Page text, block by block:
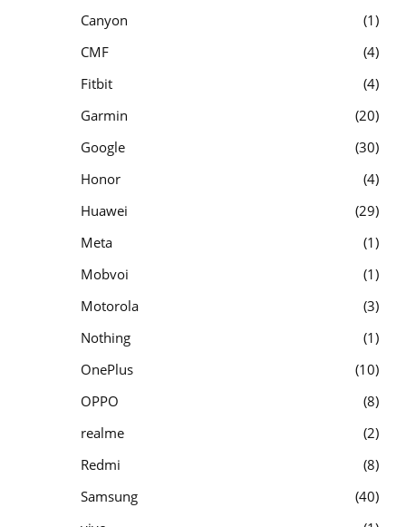
Canyon
1
CMF
4
Fitbit
4
Garmin
20
Google
30
Honor
4
Huawei
29
Meta
1
Mobvoi
1
Motorola
3
Nothing
1
OnePlus
10
OPPO
8
realme
2
Redmi
8
Samsung
40